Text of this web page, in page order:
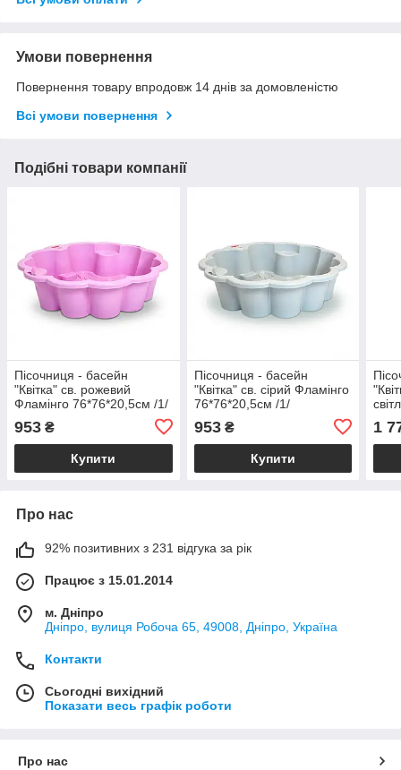
Умови повернення
Повернення товару впродовж 14 днів за домовленістю
Всі умови повернення
Подібні товари компанії
Пісочниця - басейн
"Квітка" св. рожевий
Фламінго 76*76*20,5см /1/
953 ₴
Купити
Пісочниця - басейн
"Квітка" св. сірий Фламінго
76*76*20,5см /1/
953₴
Купити
/1/
1
Про нас
92% позитивних з 231 відгука за рік
Працює з 15.01.2014
м. Дніпро
Дніпро, вулиця Робоча 65, 49008, Дніпро, Україна
Контакти
Сьогодні вихідний
Показати весь графік роботи
Про нас